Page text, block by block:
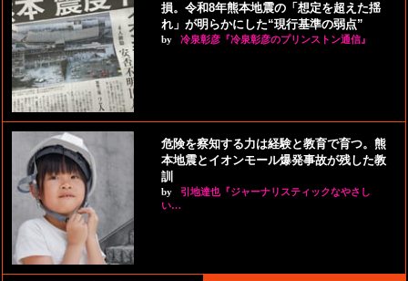
損。令和8年熊本地震の「想定を超えた揺
れ」が明らかにした“現行基準の弱点”
by 冷泉彰彦『冷泉彰彦のプリンストン通信』
危険を察知する力は経験と教育で育つ。熊
本地震とイオンモール爆発事故が残した教
訓
by
引地達也『ジャーナリスティックなやさし
い…